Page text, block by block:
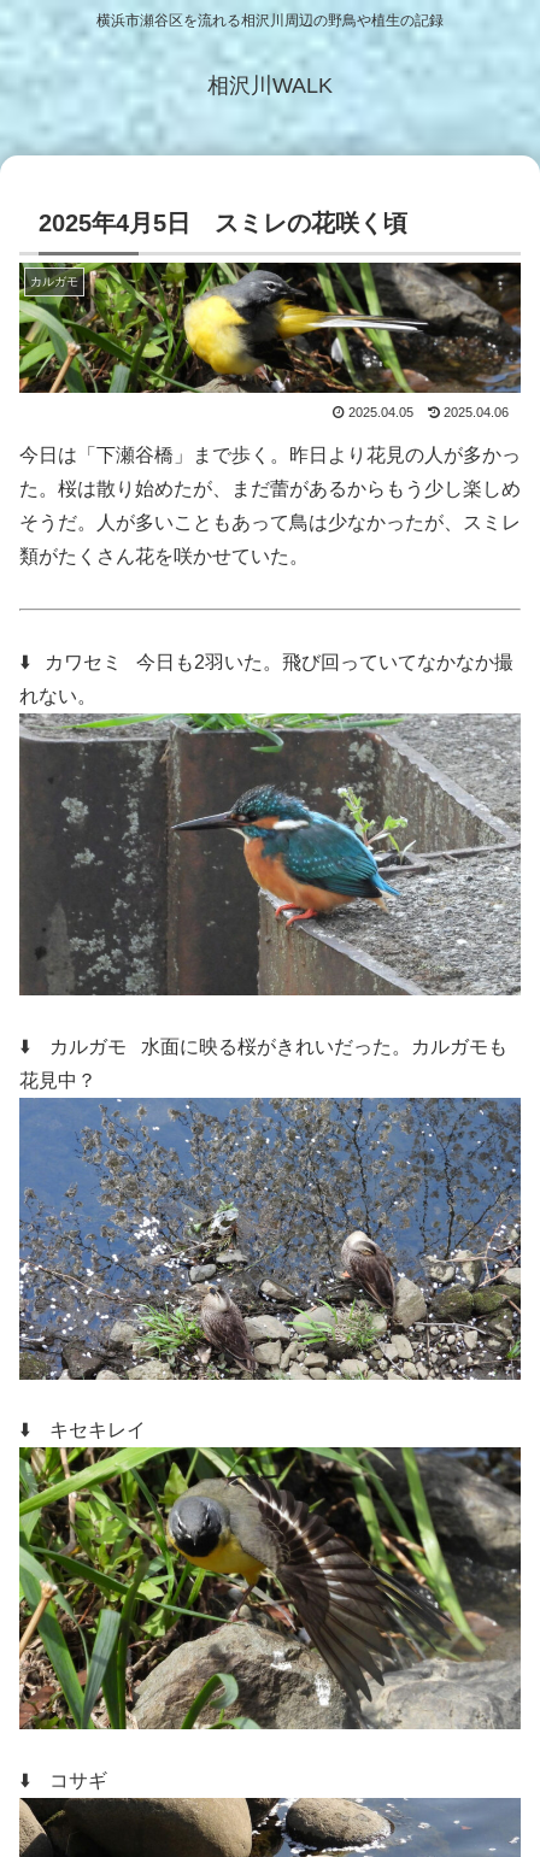
横浜市瀬谷区を流れる相沢川周辺の野鳥や植生の記録
相沢川WALK
2025年4月5日 スミレの花咲く頃
カルガモ
2025.04.05 2025.04.06
今日は「下瀬谷橋」まで歩く。昨日より花見の人が多かっ
た。桜は散り始めたが、まだ蕾があるからもう少し楽しめ
そうだ。人が多いこともあって鳥は少なかったが、スミレ
類がたくさん花を咲かせていた。
⬇️ カワセミ 今日も2羽いた。飛び回っていてなかなか撮
れない。
⬇️ カルガモ
水面に映る桜がきれいだった。カルガモも
花見中？
⬇️ キセキレイ
⬇️ コサギ